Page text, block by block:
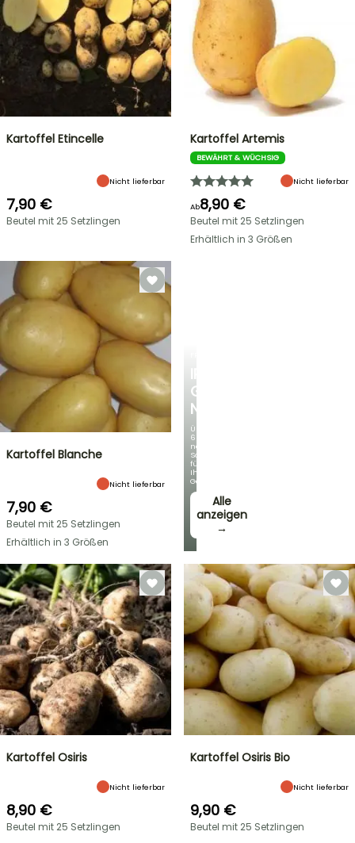
IRIS
GERMANICA
NEUHEITEN
Über
60
neue
Sorten
für
Ihren
Garten!
Alle
anzeigen
→
Kartoffel Etincelle
Nicht lieferbar
7,90 €
Beutel mit 25 Setzlingen
Kartoffel Artemis
BEWÄHRT & WÜCHSIG
Nicht lieferbar
Ab8,90 €
Beutel mit 25 Setzlingen
Erhältlich in 3 Größen
Kartoffel Blanche
Nicht lieferbar
7,90 €
Beutel mit 25 Setzlingen
Erhältlich in 3 Größen
Kartoffel Osiris
Nicht lieferbar
8,90 €
Beutel mit 25 Setzlingen
Kartoffel Osiris Bio
Nicht lieferbar
9,90 €
Beutel mit 25 Setzlingen